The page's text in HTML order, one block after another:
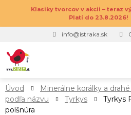
Klasiky tvorcov v akcii – teraz
Platí do 23.8.2026!
info@istraka.sk
Úvod Minerálne korálky a
podľa názvu
Tyrkys
Tyrkys
polšnúra